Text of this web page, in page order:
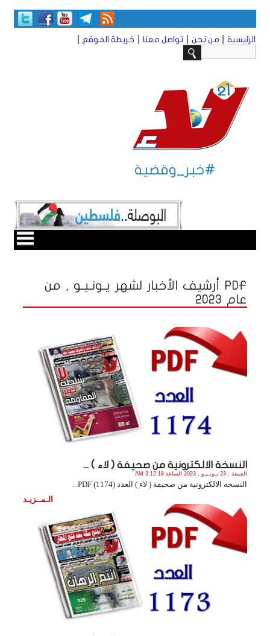
الرئيسية من نحن تواصل معنا خريطة الموقع
#خبر_وقضية
PDF أرشيف الأخبار لشهر يـونـيـو , من
عام 2023
النسخة الالكترونية من صحيفة ( لاء ) ...
الجمعة , 23 يـونـيـو , 2023 الساعة 3:12:18 AM
النسخة الالكترونية من صحيفة ( لاء ) العدد (1174) PDF. .
الـمــزيـد